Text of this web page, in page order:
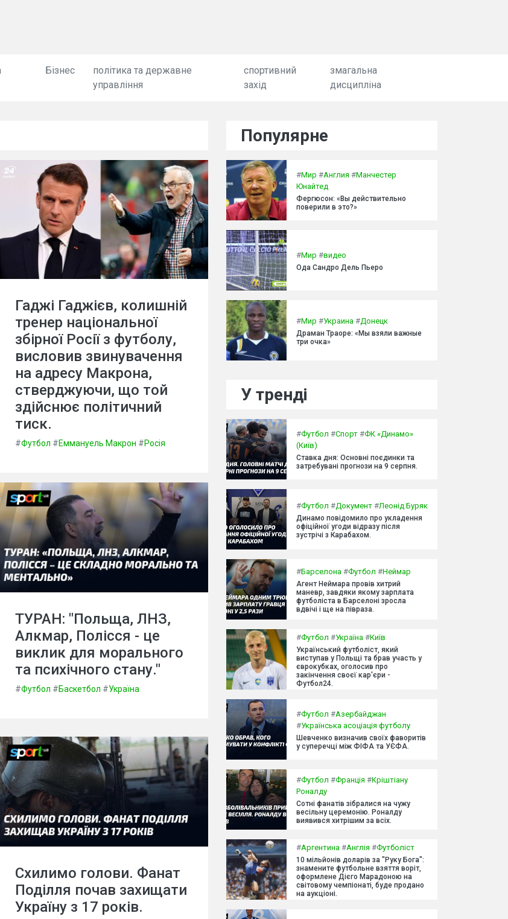
Бізнес
політика та державне
управління
спортивний
захід
змагальна
дисципліна
Гаджі Гаджієв, колишній
тренер національної
збірної Росії з футболу,
висловив звинувачення
на адресу Макрона,
стверджуючи, що той
здійснює політичний
тиск.
#Футбол #Еммануель Макрон #Росія
ТУРАН: "Польща, ЛНЗ,
Алкмар, Полісся - це
виклик для морального
та психічного стану."
#Футбол #Баскетбол #Україна
Схилимо голови. Фанат
Поділля почав захищати
Україну з 17 років.
Популярне
#Мир #Англия #Манчестер
Юнайтед
Фергюсон: «Вы действительно
поверили в это?»
#Мир #видео
Ода Сандро Дель Пьеро
#Мир #Украина #Донецк
Драман Траоре: «Мы взяли важные
три очка»
У тренді
#Футбол #Спорт #ФК «Динамо»
(Київ)
Ставка дня: Основні поєдинки та
затребувані прогнози на 9 серпня.
#Футбол #Документ #Леонід Буряк
Динамо повідомило про укладення
офіційної угоди відразу після
зустрічі з Карабахом.
#Барселона #Футбол #Неймар
Агент Неймара провів хитрий
маневр, завдяки якому зарплата
футболіста в Барселоні зросла
вдвічі і ще на півраза.
#Футбол #Україна #Київ
Український футболіст, який
виступав у Польщі та брав участь у
єврокубках, оголосив про
закінчення своєї кар'єри -
Футбол24.
#Футбол #Азербайджан
#Українська асоціація футболу
Шевченко визначив своїх фаворитів
у суперечці між ФІФА та УЄФА.
#Футбол #Франція #Кріштіану
Роналду
Сотні фанатів зібралися на чужу
весільну церемонію. Роналду
виявився хитрішим за всіх.
#Аргентина #Англія #Футболіст
10 мільйонів доларів за "Руку Бога":
знамените футбольне взяття воріт,
оформлене Дієго Марадоною на
світовому чемпіонаті, буде продано
на аукціоні.